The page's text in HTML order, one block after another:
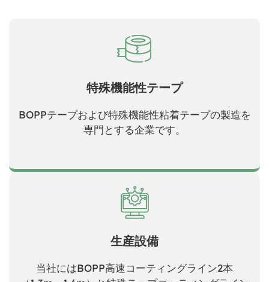
特殊機能性テープ
BOPPテープおよび特殊機能性粘着テープの製造を
専門とする企業です。
生産設備
当社にはBOPP高速コーティングライン2本